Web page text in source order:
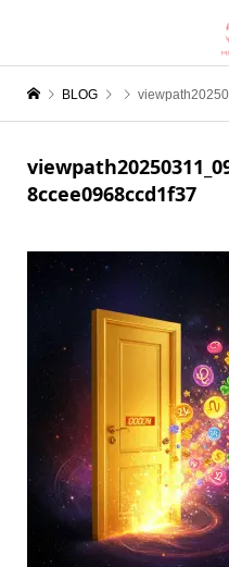
BLOG
8ccee0968ccd1f37